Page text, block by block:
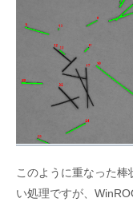
このように重なった
い処理ですが、